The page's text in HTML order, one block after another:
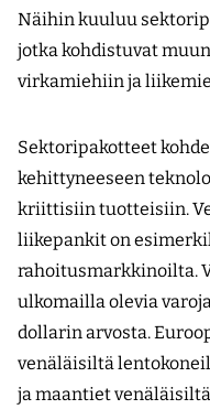
Näihin kuuluu
jotka kohdistuvat
virkamiehiin ja
Sektoripakotteet
kehittyneeseen
kriittisiin tuotteisiin.
liikepankit on
rahoitusmarkkinoilta.
ulkomailla olevia
dollarin arvosta.
venäläisiltä
ja maantiet